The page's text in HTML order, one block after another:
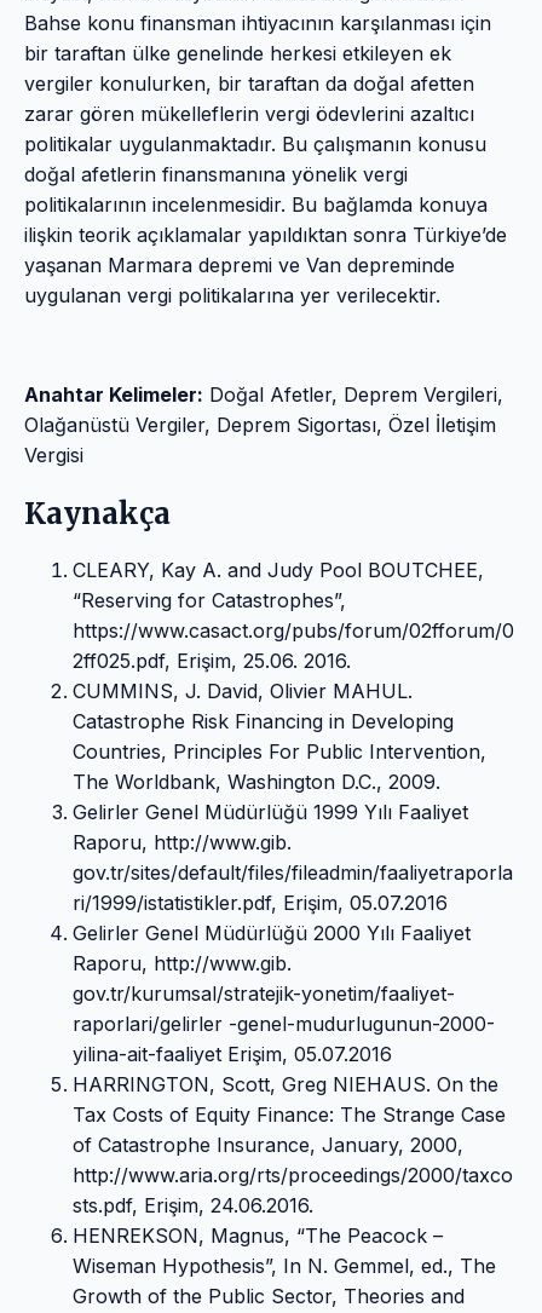
Bahse konu finansman ihtiyacının karşılanması için
bir taraftan ülke genelinde herkesi etkileyen ek
vergiler konulurken, bir taraftan da doğal afetten
zarar gören mükelleflerin vergi ödevlerini azaltıcı
politikalar uygulanmaktadır. Bu çalışmanın konusu
doğal afetlerin finansmanına yönelik vergi
politikalarının incelenmesidir. Bu bağlamda konuya
ilişkin teorik açıklamalar yapıldıktan sonra Türkiye’de
yaşanan Marmara depremi ve Van depreminde
uygulanan vergi politikalarına yer verilecektir.
Anahtar Kelimeler: Doğal Afetler, Deprem Vergileri,
Olağanüstü Vergiler, Deprem Sigortası, Özel İletişim
Vergisi
Kaynakça
CLEARY, Kay A. and Judy Pool BOUTCHEE,
“Reserving for Catastrophes”,
https://www.casact.org/pubs/forum/02fforum/0
2ff025.pdf, Erişim, 25.06. 2016.
CUMMINS, J. David, Olivier MAHUL.
Catastrophe Risk Financing in Developing
Countries, Principles For Public Intervention,
The Worldbank, Washington D.C., 2009.
Gelirler Genel Müdürlüğü 1999 Yılı Faaliyet
Raporu, http://www.gib.
gov.tr/sites/default/files/fileadmin/faaliyetraporla
ri/1999/istatistikler.pdf, Erişim, 05.07.2016
Gelirler Genel Müdürlüğü 2000 Yılı Faaliyet
Raporu, http://www.gib.
gov.tr/kurumsal/stratejik-yonetim/faaliyet-
raporlari/gelirler -genel-mudurlugunun-2000-
yilina-ait-faaliyet Erişim, 05.07.2016
HARRINGTON, Scott, Greg NIEHAUS. On the
Tax Costs of Equity Finance: The Strange Case
of Catastrophe Insurance, January, 2000,
http://www.aria.org/rts/proceedings/2000/taxco
sts.pdf, Erişim, 24.06.2016.
HENREKSON, Magnus, “The Peacock –
Wiseman Hypothesis”, In N. Gemmel, ed., The
Growth of the Public Sector, Theories and